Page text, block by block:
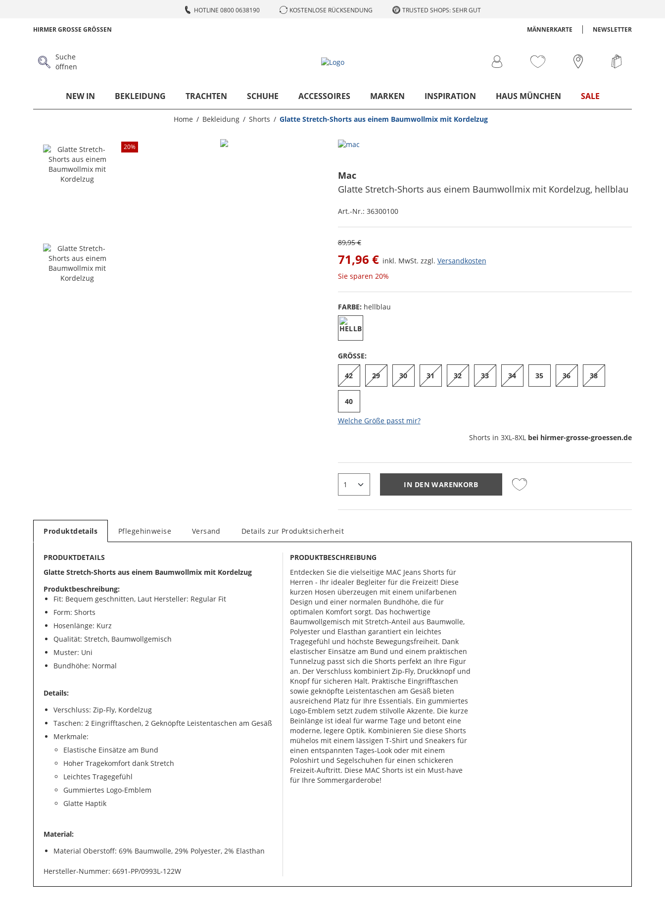
HOTLINE 0800 0638190 KOSTENLOSE RÜCKSENDUNG TRUSTED SHOPS: SEHR GUT
HIRMER GROSSE GRÖSSEN MÄNNERKARTE NEWSLETTER
Suche
öffnen
NEW IN BEKLEIDUNG TRACHTEN SCHUHE ACCESSOIRES MARKEN INSPIRATION HAUS MÜNCHEN SALE
Home Bekleidung Shorts Glatte Stretch-Shorts aus einem Baumwollmix mit Kordelzug
20%
Mac
Glatte Stretch-Shorts aus einem Baumwollmix mit Kordelzug, hellblau
Art.-Nr.: 36300100
89,95 €
71,96 € inkl. MwSt. zzgl. Versandkosten
Sie sparen 20%
FARBE: hellblau
GRÖSSE:
42 29 30 31 32 33 34 35 36 38
40
Welche Größe passt mir?
Shorts in 3XL-8XL bei hirmer-grosse-groessen.de
IN DEN WARENKORB
Produktdetails Pflegehinweise Versand Details zur Produktsicherheit
PRODUKTDETAILS
Glatte Stretch-Shorts aus einem Baumwollmix mit Kordelzug
Produktbeschreibung:
Fit: Bequem geschnitten, Laut Hersteller: Regular Fit
Form: Shorts
Hosenlänge: Kurz
Qualität: Stretch, Baumwollgemisch
Muster: Uni
Bundhöhe: Normal
Details:
Verschluss: Zip-Fly, Kordelzug
Taschen: 2 Eingrifftaschen, 2 Geknöpfte Leistentaschen am Gesäß
Merkmale:
Elastische Einsätze am Bund
Hoher Tragekomfort dank Stretch
Leichtes Tragegefühl
Gummiertes Logo-Emblem
Glatte Haptik
Material:
Material Oberstoff: 69% Baumwolle, 29% Polyester, 2% Elasthan
Hersteller-Nummer: 6691-PP/0993L-122W
PRODUKTBESCHREIBUNG
Entdecken Sie die vielseitige MAC Jeans Shorts für
Herren - Ihr idealer Begleiter für die Freizeit! Diese
kurzen Hosen überzeugen mit einem unifarbenen
Design und einer normalen Bundhöhe, die für
optimalen Komfort sorgt. Das hochwertige
Baumwollgemisch mit Stretch-Anteil aus Baumwolle,
Polyester und Elasthan garantiert ein leichtes
Tragegefühl und höchste Bewegungsfreiheit. Dank
elastischer Einsätze am Bund und einem praktischen
Tunnelzug passt sich die Shorts perfekt an Ihre Figur
an. Der Verschluss kombiniert Zip-Fly, Druckknopf und
Knopf für sicheren Halt. Praktische Eingrifftaschen
sowie geknöpfte Leistentaschen am Gesäß bieten
ausreichend Platz für Ihre Essentials. Ein gummiertes
Logo-Emblem setzt zudem stilvolle Akzente. Die kurze
Beinlänge ist ideal für warme Tage und betont eine
moderne, legere Optik. Kombinieren Sie diese Shorts
mühelos mit einem lässigen T-Shirt und Sneakers für
einen entspannten Tages-Look oder mit einem
Poloshirt und Segelschuhen für einen schickeren
Freizeit-Auftritt. Diese MAC Shorts ist ein Must-have
für Ihre Sommergarderobe!